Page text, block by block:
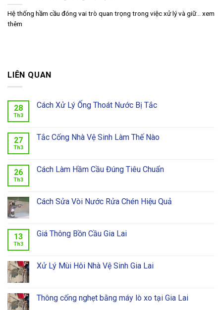
Hệ thống hầm cầu đóng vai trò quan trọng trong việc xử lý và giữ... xem
thêm
LIÊN QUAN
28
Th3
Cách Xử Lý Ống Thoát Nước Bị Tắc
27
Th3
Tắc Cống Nhà Vệ Sinh Làm Thế Nào
26
Th3
Cách Làm Hầm Cầu Đúng Tiêu Chuẩn
Cách Sửa Vòi Nước Rửa Chén Hiệu Quả
13
Th3
Giá Thông Bồn Cầu Gia Lai
Xử Lý Mùi Hôi Nhà Vệ Sinh Gia Lai
Thông cống nghẹt bằng máy lò xo tại Gia Lai